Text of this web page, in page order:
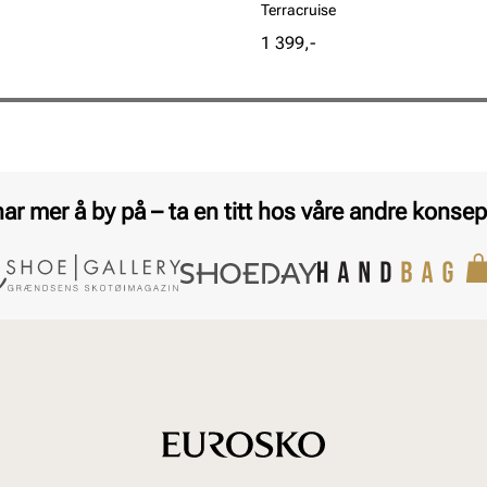
Terracruise
Pris
1 399,-
mer å by på – ta en titt hos våre andre